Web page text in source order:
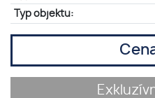
Typ objektu: